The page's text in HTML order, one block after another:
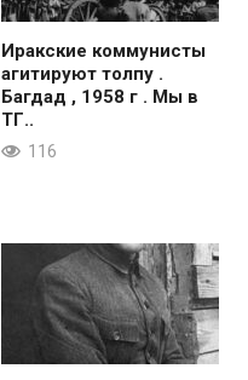
Иракские коммунисты
агитируют толпу .
Багдад , 1958 г . Мы в
ТГ..
116